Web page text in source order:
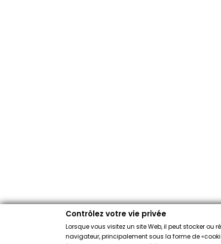
Contrôlez votre vie privée
Lorsque vous visitez un site Web, il peut stocker ou
navigateur, principalement sous la forme de